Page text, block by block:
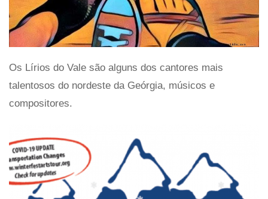
Os Lírios do Vale são alguns dos cantores mais
talentosos do nordeste da Geórgia, músicos e
compositores.